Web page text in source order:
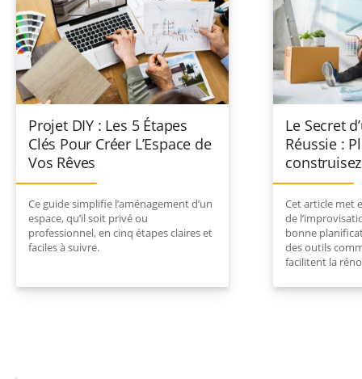
Projet DIY : Les 5 Étapes
Clés Pour Créer L’Espace de
Vos Rêves
Ce guide simplifie l’aménagement d’un
espace, qu’il soit privé ou
professionnel, en cinq étapes claires et
faciles à suivre.
Le Secret
Réussie :
Cet article met
de
bonne
des outils
facilitent la